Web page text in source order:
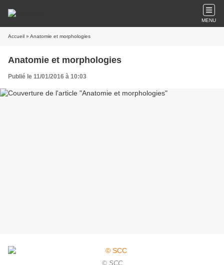
MENU
Accueil » Anatomie et morphologies
Anatomie et morphologies
Publié le 11/01/2016 à 10:03
© SCC